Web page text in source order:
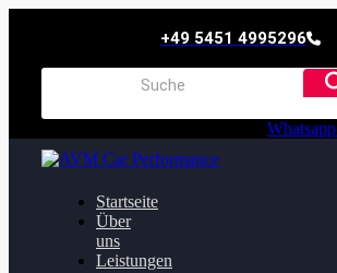
+49 5451 4995296
Whatsapp
Startseite
Über
uns
Leistungen